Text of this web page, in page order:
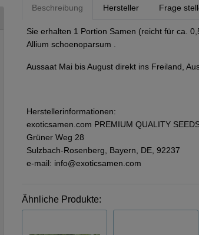
Beschreibung Hersteller Frage
Sie erhalten 1 Portion Samen (reicht für ca.
Allium schoenoparsum .
Aussaat Mai bis August direkt ins Freiland,
Herstellerinformationen:
exoticsamen.com PREMIUM QUALITY
Grüner Weg 28
Sulzbach-Rosenberg, Bayern, DE, 92237
e-mail: info@exoticsamen.com
Ähnliche Produkte: